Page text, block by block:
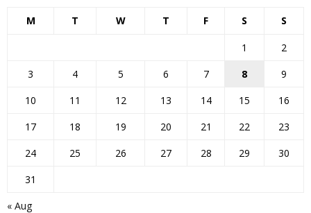
M T W T F S S
« Aug
1
2
3
4 5 6 7 8
9
10
11 12 13 14 15
16
17
18 19 20 21 22
23
24
25 26 27 28 29
30
31